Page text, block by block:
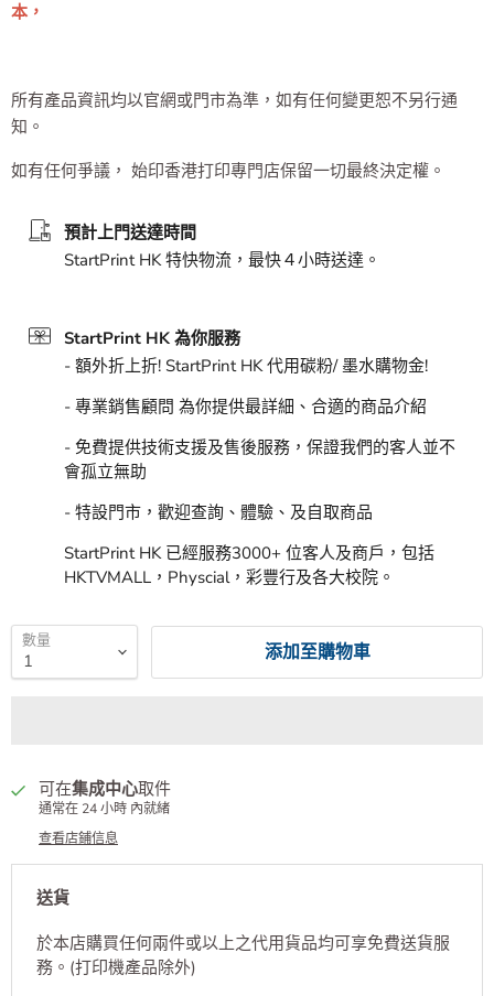
本，
所有產品資訊均以官網或門市為準，如有任何變更恕不另行通
知。
如有任何爭議， 始印香港打印專門店保留一切最終決定權。
預計上門送達時間
StartPrint HK 特快物流，最快４小時送達。
StartPrint HK 為你服務
- 額外折上折! StartPrint HK 代用碳粉/ 墨水購物金!
- 專業銷售顧問 為你提供最詳細、合適的商品介紹
- 免費提供技術支援及售後服務，保證我們的客人並不
會孤立無助
- 特設門市，歡迎查詢、體驗、及自取商品
StartPrint HK 已經服務3000+ 位客人及商戶，包括
HKTVMALL，Physcial，彩豐行及各大校院。
數量 添加至購物車
可在集成中心取件
通常在 24 小時 內就緒
查看店鋪信息
送貨
於本店購買任何兩件或以上之代用貨品均可享免費送貨服
務。(打印機產品除外)